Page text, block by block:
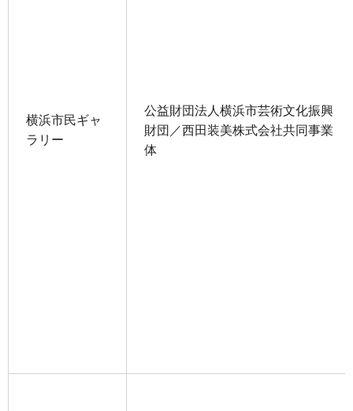
横浜市民ギャ
ラリー
公益財団法人横浜市芸術文化振興
財団／西田装美株式会社共同事業
体